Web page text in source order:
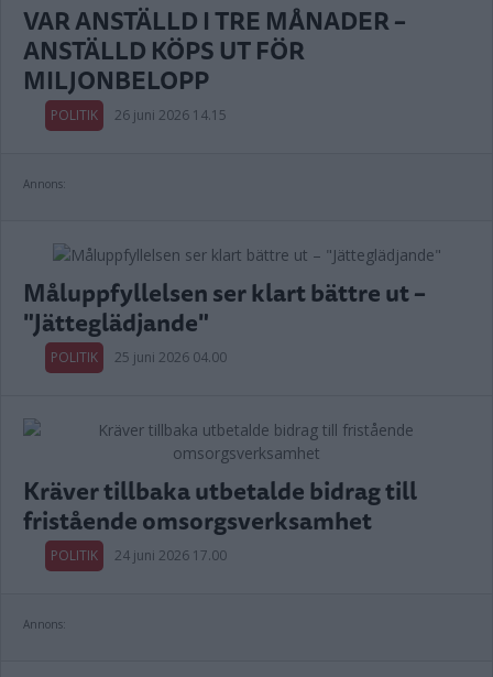
VAR ANSTÄLLD I TRE MÅNADER –
ANSTÄLLD KÖPS UT FÖR
MILJONBELOPP
POLITIK 26 juni 2026 14.15
Annons:
Måluppfyllelsen ser klart bättre ut –
"Jätteglädjande"
POLITIK 25 juni 2026 04.00
Kräver tillbaka utbetalde bidrag till
fristående omsorgsverksamhet
POLITIK 24 juni 2026 17.00
Annons: